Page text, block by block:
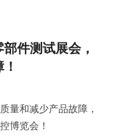
件测试展会，
量和减少产品故障，
博览会！